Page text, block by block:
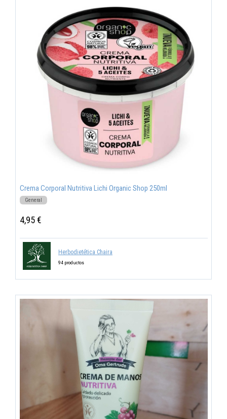
Crema Corporal Nutritiva Lichi Organic Shop 250ml
General
4,95 €
Herbodietética Chaira
94 productos